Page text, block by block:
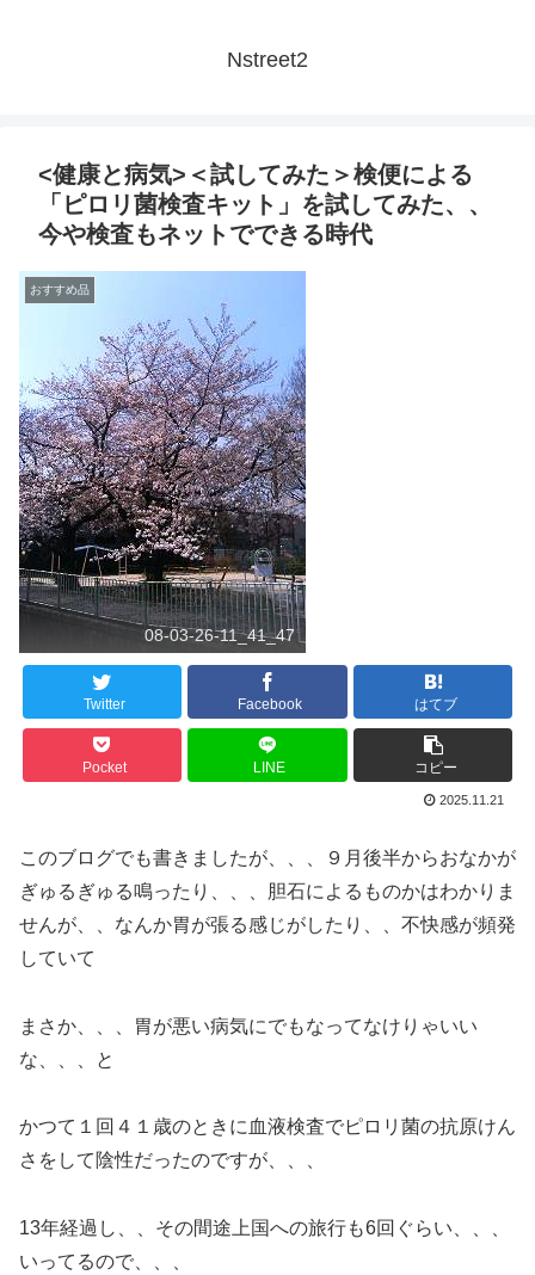
Nstreet2
<健康と病気>＜試してみた＞検便による
「ピロリ菌検査キット」を試してみた、、
今や検査もネットでできる時代
おすすめ品
08-03-26-11_41_47
Twitter Facebook はてブ
Pocket LINE コピー
2025.11.21
このブログでも書きましたが、、、９月後半からおなかが
ぎゅるぎゅる鳴ったり、、、胆石によるものかはわかりま
せんが、、なんか胃が張る感じがしたり、、不快感が頻発
していて
まさか、、、胃が悪い病気にでもなってなけりゃいい
な、、、と
かつて１回４１歳のときに血液検査でピロリ菌の抗原けん
さをして陰性だったのですが、、、
13年経過し、、その間途上国への旅行も6回ぐらい、、、
いってるので、、、